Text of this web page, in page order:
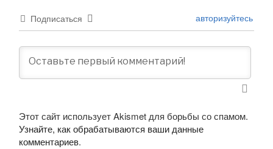
Подписаться авторизуйтесь
Этот сайт использует Akismet для борьбы со спамом.
Узнайте, как обрабатываются ваши данные
комментариев.